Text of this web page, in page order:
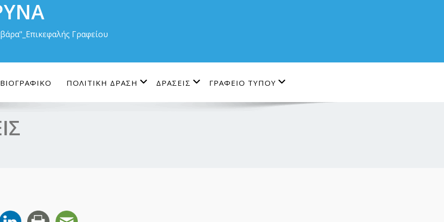
Γραφείου
ΒΙΟΓΡΑΦΙΚΟ ΠΟΛΙΤΙΚΗ ΔΡΑΣΗ ΔΡΑΣΕΙΣ ΓΡΑΦΕΙΟ ΤΥΠΟΥ